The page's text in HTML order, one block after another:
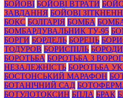
БОЙОВІ БОЙОВІ ВТРАТИ
ЗАВДАННЯ БОЙОВІ
БОКС БОЛГАРІЯ БОМБА
БОМБАРДУВАЛЬНИК ТУ-95
БОРГИ БОРДЕЛЬ БОРЕЦЬ
ТОДУРОВ БОРИСПІЛЬ
БОРОТЬБА БОРОТЬБА З
НЕЗАЛЕЖНІСТЬ БОРОТЬБА
БОСТОНСЬКИЙ МАРАФОН
БОТАНІЧНИЙ САД
БОТУЛОТОКСИН БПЛА БРАК